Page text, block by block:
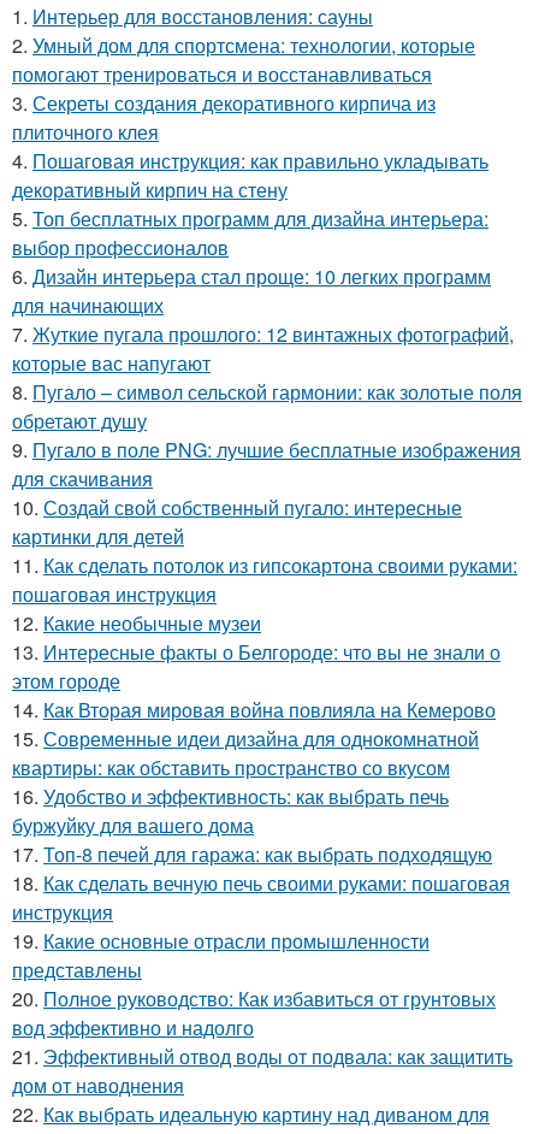
1. Интерьер для восстановления: сауны
2. Умный дом для спортсмена: технологии, которые
помогают тренироваться и восстанавливаться
3. Секреты создания декоративного кирпича из
плиточного клея
4. Пошаговая инструкция: как правильно укладывать
декоративный кирпич на стену
5. Топ бесплатных программ для дизайна интерьера:
выбор профессионалов
6. Дизайн интерьера стал проще: 10 легких программ
для начинающих
7. Жуткие пугала прошлого: 12 винтажных фотографий,
которые вас напугают
8. Пугало – символ сельской гармонии: как золотые поля
обретают душу
9. Пугало в поле PNG: лучшие бесплатные изображения
для скачивания
10. Создай свой собственный пугало: интересные
картинки для детей
11. Как сделать потолок из гипсокартона своими руками:
пошаговая инструкция
12. Какие необычные музеи
13. Интересные факты о Белгороде: что вы не знали о
этом городе
14. Как Вторая мировая война повлияла на Кемерово
15. Современные идеи дизайна для однокомнатной
квартиры: как обставить пространство со вкусом
16. Удобство и эффективность: как выбрать печь
буржуйку для вашего дома
17. Топ-8 печей для гаража: как выбрать подходящую
18. Как сделать вечную печь своими руками: пошаговая
инструкция
19. Какие основные отрасли промышленности
представлены
20. Полное руководство: Как избавиться от грунтовых
вод эффективно и надолго
21. Эффективный отвод воды от подвала: как защитить
дом от наводнения
22. Как выбрать идеальную картину над диваном для